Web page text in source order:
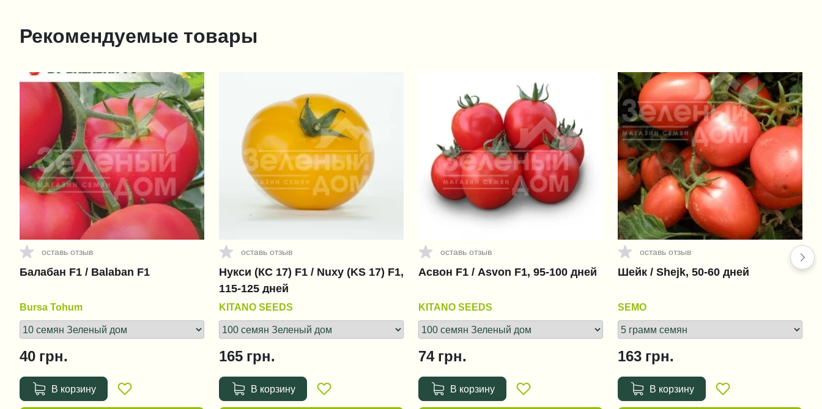
+1 326 грн.
Пермаклин Ликвид (Зенкор
Ликвид) / Permaclean Liquid
(Sencor Liquid), SC 600 к.с.
+95 грн.
Зенкор Ликвид / Sencor Liquid
+1 456 грн.
+151 грн.
(Ridomil Gold MZ 68 WG)
Рекомендуемые товары
оставь отзыв
Балабан F1 / Balaban F1
Bursa Tohum
40 грн.
В корзину
оставь отзыв
Нукси (КС 17) F1 / Nuxy (KS 17) F1,
115-125 дней
KITANO SEEDS
165 грн.
В корзину
оставь отзыв
Асвон F1 / Asvon F1, 95-100 дней
KITANO SEEDS
74грн.
В корзину
оставь отзыв
Шейк / Shejk, 50-60 дней
SEMO
163 грн.
В корзину